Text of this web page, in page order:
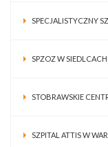
SPECJALISTYCZNY
SPZOZ W SIEDLCACH
STOBRAWSKIE
SZPITAL ATTIS W